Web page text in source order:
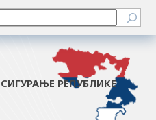
РЕПУБЛИКЕ